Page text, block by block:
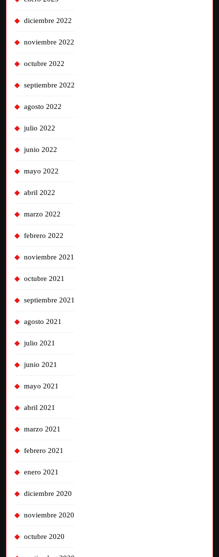
diciembre 2022
noviembre 2022
octubre 2022
septiembre 2022
agosto 2022
julio 2022
junio 2022
mayo 2022
abril 2022
marzo 2022
febrero 2022
noviembre 2021
octubre 2021
septiembre 2021
agosto 2021
julio 2021
junio 2021
mayo 2021
abril 2021
marzo 2021
febrero 2021
enero 2021
diciembre 2020
noviembre 2020
octubre 2020